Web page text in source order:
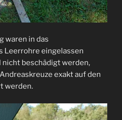
waren in das
Leerrohre eingelassen
nicht beschädigt werden,
exakt auf den
werden.